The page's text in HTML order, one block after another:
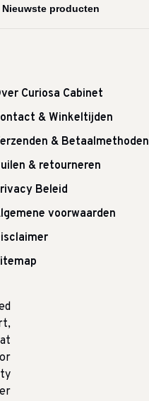
Curiosa Cabinet
& Winkeltijden
& Betaalmethoden
& retourneren
Beleid
voorwaarden